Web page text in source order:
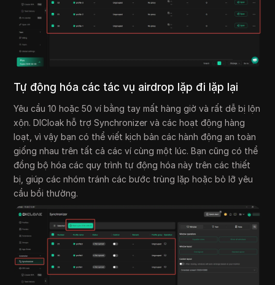
Tự động hóa các tác vụ airdrop lặp đi lặp lại
Yêu cầu 10 hoặc 50 ví bằng tay mất hàng giờ và rất dễ bị lộn
xộn. DICloak hỗ trợ Synchronizer và các hoạt động hàng
loạt, vì vậy bạn có thể viết kịch bản các hành động an toàn
giống nhau trên tất cả các ví cùng một lúc. Bạn cũng có thể
đồng bộ hóa các quy trình tự động hóa này trên các thiết
bị, giúp các nhóm tránh các bước trùng lặp hoặc bỏ lỡ yêu
cầu bồi thường.